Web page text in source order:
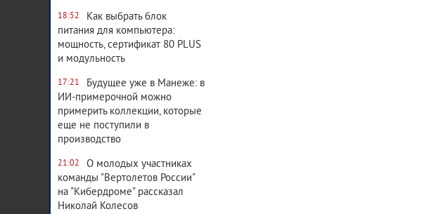
18:52
Как выбрать блок
питания для компьютера:
мощность, сертификат 80 PLUS
и модульность
17:21
Будущее уже в Манеже: в
ИИ-примерочной можно
примерить коллекции, которые
еще не поступили в
производство
21:02
О молодых участниках
команды "Вертолетов России"
на "Кибердроме" рассказал
Николай Колесов